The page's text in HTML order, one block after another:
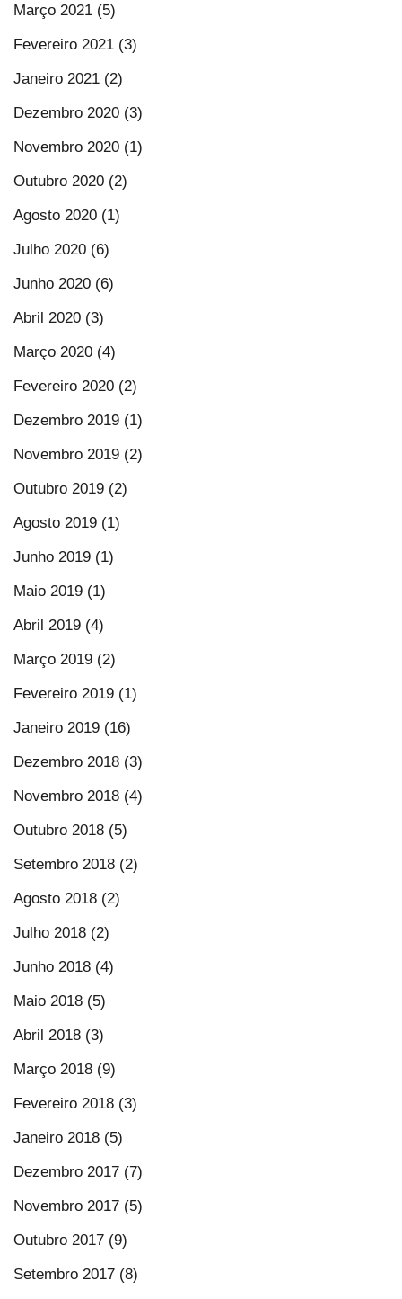
Março 2021 (5)
Fevereiro 2021 (3)
Janeiro 2021 (2)
Dezembro 2020 (3)
Novembro 2020 (1)
Outubro 2020 (2)
Agosto 2020 (1)
Julho 2020 (6)
Junho 2020 (6)
Abril 2020 (3)
Março 2020 (4)
Fevereiro 2020 (2)
Dezembro 2019 (1)
Novembro 2019 (2)
Outubro 2019 (2)
Agosto 2019 (1)
Junho 2019 (1)
Maio 2019 (1)
Abril 2019 (4)
Março 2019 (2)
Fevereiro 2019 (1)
Janeiro 2019 (16)
Dezembro 2018 (3)
Novembro 2018 (4)
Outubro 2018 (5)
Setembro 2018 (2)
Agosto 2018 (2)
Julho 2018 (2)
Junho 2018 (4)
Maio 2018 (5)
Abril 2018 (3)
Março 2018 (9)
Fevereiro 2018 (3)
Janeiro 2018 (5)
Dezembro 2017 (7)
Novembro 2017 (5)
Outubro 2017 (9)
Setembro 2017 (8)